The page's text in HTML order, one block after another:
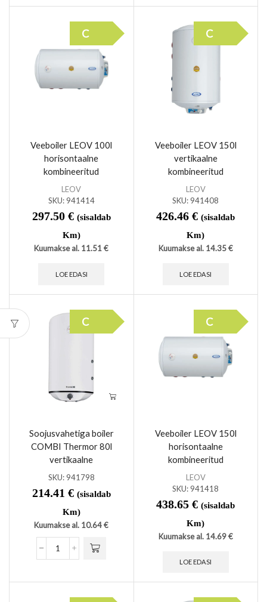
C
Veeboiler LEOV 100l
horisontaalne
kombineeritud
LEOV
SKU: 941414
297.50 € (sisaldab
Km)
Kuumakse al. 11.51€
LOE EDASI
C
Veeboiler LEOV 150l
vertikaalne
kombineeritud
LEOV
SKU: 941408
426.46€ (sisaldab
Km)
Kuumakse al. 14.35€
LOE EDASI
C
Soojusvahetiga boiler
COMBI Thermor 80l
vertikaalne
SKU: 941798
214.41 € (sisaldab
Km)
Kuumakse al. 10.64€
C
Veeboiler LEOV 150l
horisontaalne
kombineeritud
LEOV
SKU: 941418
438.65€ (sisaldab
Km)
Kuumakse al. 14.69€
LOE EDASI